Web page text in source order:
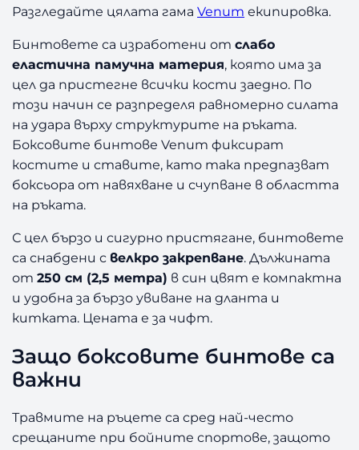
К
V
E
N
H
A
D
W
R
P
S
2
0
c
B
L
E
Разгледайте цялата гамаVenum екипировка.
Бинтовете са изработени отслабо
еластична памучна материя, която има за
цел да пристегне всички кости заедно. По
този начин се разпределя равномерно силата
на удара върху структурите на ръката.
Боксовите бинтове Venum фиксират
костите и ставите, като така предпазват
боксьора от навяхване и счупване в областта
на ръката.
С цел бързо и сигурно пристягане, бинтовете
са снабдени с велкро закрепване. Дължината
от250 см (2,5 метра) в син цвят е компактна
и удобна за бързо увиване на дланта и
китката. Цената е за чифт.
Защо боксовите бинтове са
важни
Травмите на ръцете са сред най-често
срещаните при бойните спортове, защото